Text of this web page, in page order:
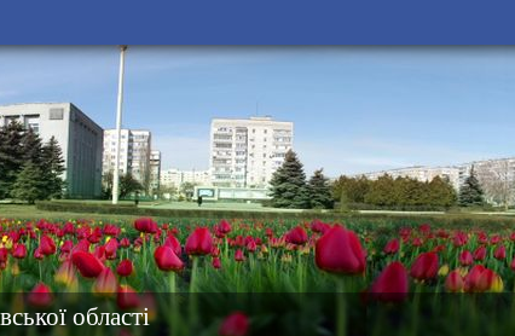
області